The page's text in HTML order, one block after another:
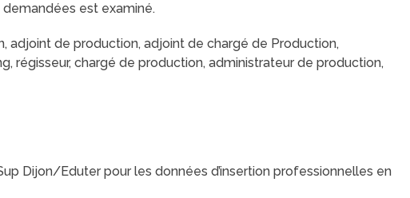
demandées est examiné.
adjoint de production, adjoint de chargé de Production,
régisseur, chargé de production, administrateur de production,
Dijon/Eduter pour les données d’insertion professionnelles en